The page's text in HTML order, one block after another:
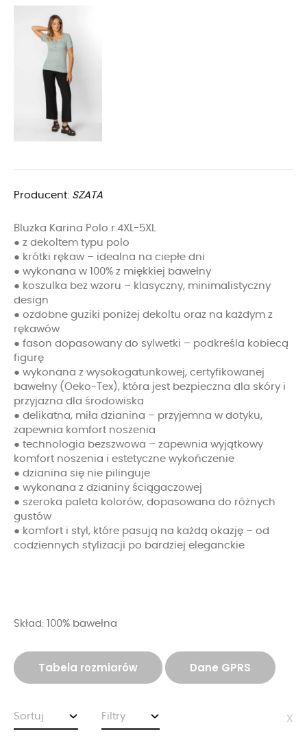
Producent: SZATA
Bluzka Karina Polo r.4XL-5XL
● z dekoltem typu polo
● krótki rękaw – idealna na ciepłe dni
● wykonana w 100% z miękkiej bawełny
● koszulka bez wzoru – klasyczny, minimalistyczny
design
● ozdobne guziki poniżej dekoltu oraz na każdym z
rękawów
● fason dopasowany do sylwetki – podkreśla kobiecą
figurę
● wykonana z wysokogatunkowej, certyfikowanej
bawełny (Oeko-Tex), która jest bezpieczna dla skóry i
przyjazna dla środowiska
● delikatna, miła dzianina – przyjemna w dotyku,
zapewnia komfort noszenia
● technologia bezszwowa – zapewnia wyjątkowy
komfort noszenia i estetyczne wykończenie
● dzianina się nie pilinguje
● wykonana z dzianiny ściągaczowej
● szeroka paleta kolorów, dopasowana do różnych
gustów
● komfort i styl, które pasują na każdą okazję – od
codziennych stylizacji po bardziej eleganckie
Skład: 100% bawełna
Tabela rozmiarów Dane GPRS
Sortuj Filtry x